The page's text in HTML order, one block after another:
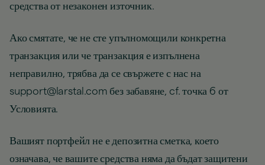
средства от незаконен източник.
Ако смятате, че не сте упълномощили конкретна
транзакция или че транзакция е изпълнена
неправилно, трябва да се свържете с нас на
support@larstal.com без забавяне, cf. точка 6 от
Условията.
Вашият портфейл не е депозитна сметка, което
означава, че вашите средства няма да бъдат защитени